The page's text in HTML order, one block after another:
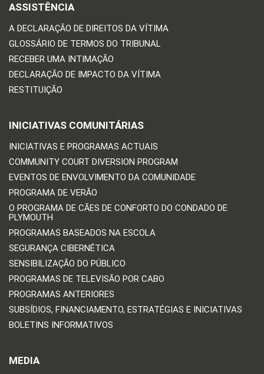
ASSISTÊNCIA
A DECLARAÇÃO DE DIREITOS DA VÍTIMA
GLOSSÁRIO DE TERMOS DO TRIBUNAL
RECEBER UMA INTIMAÇÃO
DECLARAÇÃO DE IMPACTO DA VÍTIMA
RESTITUIÇÃO
INICIATIVAS COMUNITÁRIAS
INICIATIVAS E PROGRAMAS ACTUAIS
COMMUNITY COURT DIVERSION PROGRAM
EVENTOS DE ENVOLVIMENTO DA COMUNIDADE
PROGRAMA DE VERÃO
O PROGRAMA DE CÃES DE CONFORTO DO CONDADO DE
PLYMOUTH
PROGRAMAS BASEADOS NA ESCOLA
SEGURANÇA CIBERNÉTICA
SENSIBILIZAÇÃO DO PÚBLICO
PROGRAMAS DE TELEVISÃO POR CABO
PROGRAMAS ANTERIORES
SUBSÍDIOS, FINANCIAMENTO, ESTRATÉGIAS E INICIATIVAS
BOLETINS INFORMATIVOS
MEDIA